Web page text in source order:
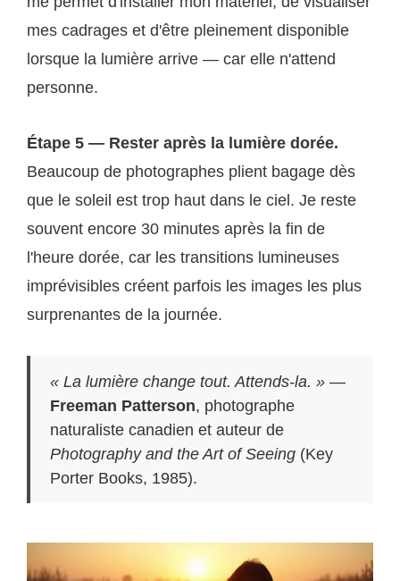
mes cadrages et d'être pleinement disponible
lorsque la lumière arrive — car elle n'attend
personne.
Étape 5 — Rester après la lumière dorée.
Beaucoup de photographes plient bagage dès
que le soleil est trop haut dans le ciel. Je reste
souvent encore 30 minutes après la fin de
l'heure dorée, car les transitions lumineuses
imprévisibles créent parfois les images les plus
surprenantes de la journée.
« La lumière change tout. Attends-la. » —
Freeman Patterson, photographe
naturaliste canadien et auteur de
Photography and the Art of Seeing (Key
Porter Books, 1985).